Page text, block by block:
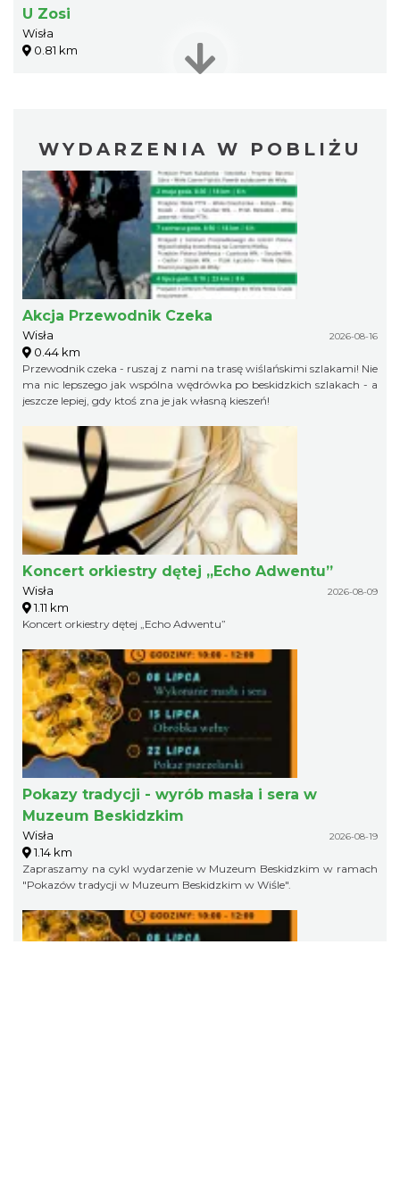
U Zosi
Wisła
0.81 km
WYDARZENIA W POBLIŻU
Akcja Przewodnik Czeka
Wisła 2026-08-16
0.44 km
Przewodnik czeka - ruszaj z nami na trasę wiślańskimi szlakami! Nie
ma nic lepszego jak wspólna wędrówka po beskidzkich szlakach - a
jeszcze lepiej, gdy ktoś zna je jak własną kieszeń!
Koncert orkiestry dętej „Echo Adwentu”
Wisła 2026-08-09
1.11 km
Koncert orkiestry dętej „Echo Adwentu”
Pokazy tradycji - wyrób masła i sera w
Muzeum Beskidzkim
Wisła 2026-08-19
1.14 km
Zapraszamy na cykl wydarzenie w Muzeum Beskidzkim w ramach
"Pokazów tradycji w Muzeum Beskidzkim w Wiśle".